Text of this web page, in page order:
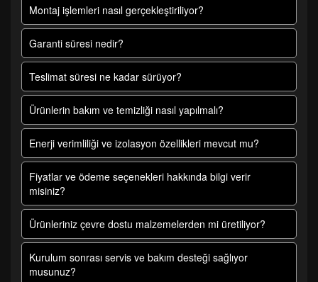
Montaj işlemleri nasıl gerçekleştiriliyor?
Garanti süresi nedir?
Teslimat süresi ne kadar sürüyor?
Ürünlerin bakım ve temizliği nasıl yapılmalı?
Enerji verimliliği ve izolasyon özellikleri mevcut mu?
Fiyatlar ve ödeme seçenekleri hakkında bilgi verir
misiniz?
Ürünleriniz çevre dostu malzemelerden mi üretiliyor?
Kurulum sonrası servis ve bakım desteği sağlıyor
musunuz?